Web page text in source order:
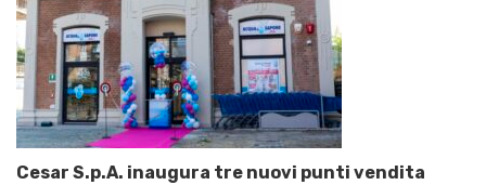
Cesar S.p.A. inaugura tre nuovi punti vendita